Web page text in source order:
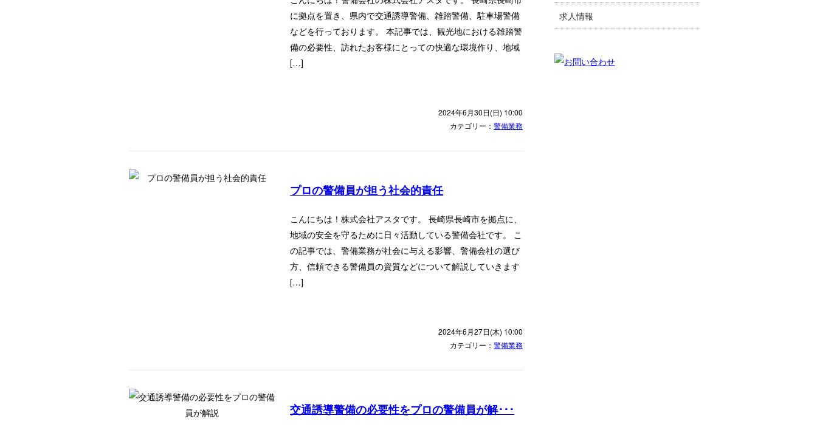
に拠点を置き、県内で交通誘導警備、雑踏警備、駐車場警備
などを行っております。 本記事では、観光地における雑踏警
備の必要性、訪れたお客様にとっての快適な環境作り、地域
[…]
2024年6月30日(日) 10:00
カテゴリー： 警備業務
プロの警備員が担う社会的責任
こんにちは！株式会社アスタです。 長崎県長崎市を拠点に、
地域の安全を守るために日々活動している警備会社です。 こ
の記事では、警備業務が社会に与える影響、警備会社の選び
方、信頼できる警備員の資質などについて解説していきます
[…]
2024年6月27日(木) 10:00
カテゴリー： 警備業務
交通誘導警備の必要性をプロの警備員が解･･･
求人情報